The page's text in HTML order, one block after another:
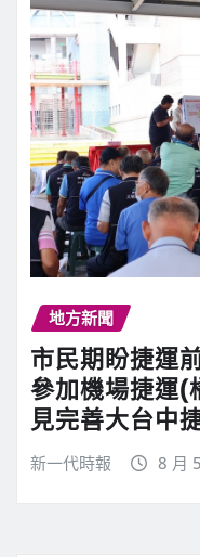
地方新聞
市民期盼捷運
參加機場捷運(
見完善大台中
新一代時報 8 月